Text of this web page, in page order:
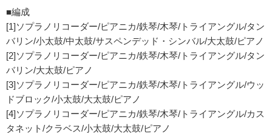
■編成
[1]ソプラノリコーダー/ピアニカ/鉄琴/木琴/トライアングル/タン
バリン/小太鼓/中太鼓/サスペンデッド・シンバル/大太鼓/ピアノ
[2]ソプラノリコーダー/ピアニカ/鉄琴/木琴/トライアングル/タン
バリン/大太鼓/ピアノ
[3]ソプラノリコーダー/ピアニカ/鉄琴/木琴/トライアングル/ウッ
ドブロック/小太鼓/大太鼓/ピアノ
[4]ソプラノリコーダー/ピアニカ/鉄琴/木琴/トライアングル/カス
タネット/クラベス/小太鼓/大太鼓/ピアノ